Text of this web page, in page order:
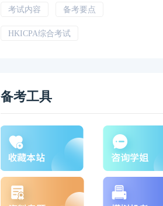
考试内容 备考要点
HKICPA综合考试
备考工具